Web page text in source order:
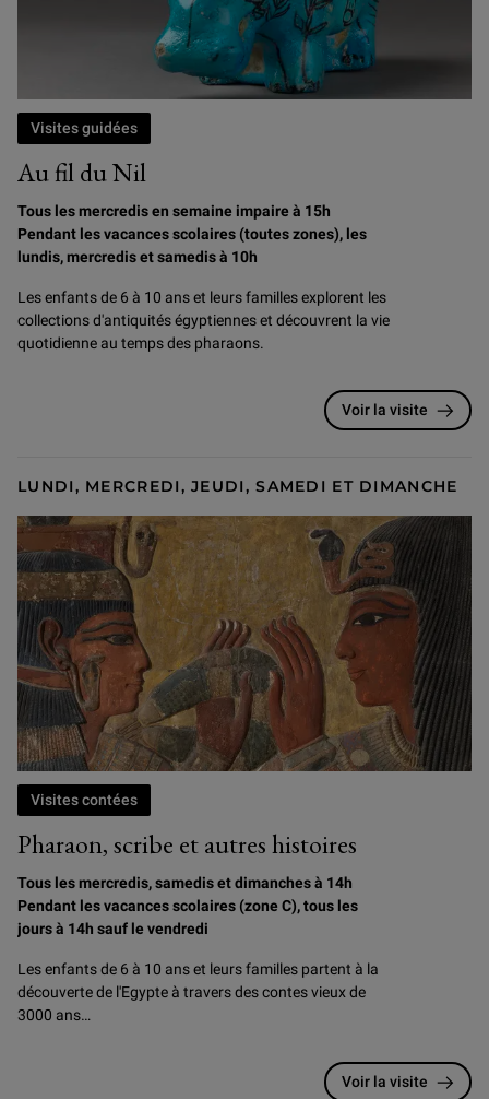
Au fil du Nil
Visites guidées
Tous les mercredis en semaine impaire à 15h
Pendant les vacances scolaires (toutes zones), les
lundis, mercredis et samedis à 10h
Les enfants de 6 à 10 ans et leurs familles explorent les
collections d'antiquités égyptiennes et découvrent la vie
quotidienne au temps des pharaons.
Voir la visite
LUNDI, MERCREDI, JEUDI, SAMEDI ET DIMANCHE
Pharaon, scribe et autres histoires
Visites contées
Tous les mercredis, samedis et dimanches à 14h
Pendant les vacances scolaires (zone C), tous les
jours à 14h sauf le vendredi
Les enfants de 6 à 10 ans et leurs familles partent à la
découverte de l'Egypte à travers des contes vieux de
3000 ans…
Voir la visite